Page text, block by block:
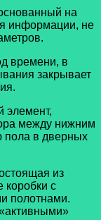
на
информации, не
времени, в
закрывает
элемент,
между нижним
пола в дверных
из
коробки с
полотнами.